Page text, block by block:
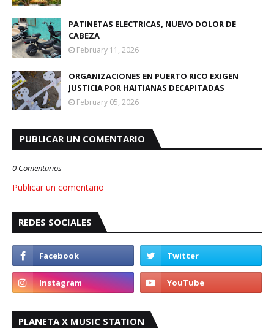
PATINETAS ELECTRICAS, NUEVO DOLOR DE
CABEZA
February 11, 2026
ORGANIZACIONES EN PUERTO RICO EXIGEN
JUSTICIA POR HAITIANAS DECAPITADAS
February 05, 2026
PUBLICAR UN COMENTARIO
0 Comentarios
Publicar un comentario
REDES SOCIALES
PLANETA X MUSIC STATION